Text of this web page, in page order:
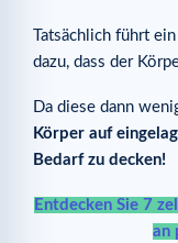
Tatsächlich führt
dazu, dass der
Da diese dann
Körper auf
Bedarf zu decken!
Entdecken Sie 7
an